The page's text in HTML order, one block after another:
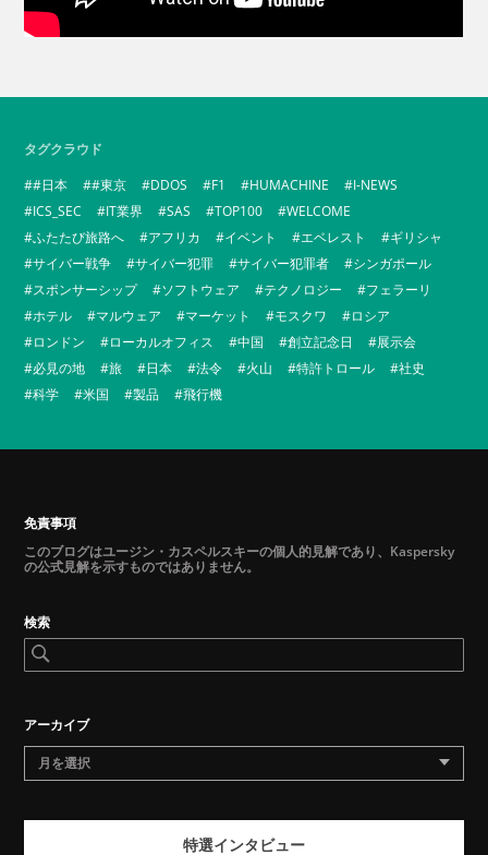
タグクラウド
#日本
#東京 DDOS F1 HUMACHINE
I-NEWS
ICS_SEC
IT業界 SAS TOP100
WELCOME
ふたたび旅路へ
アフリカ イベント エベレスト
ギリシャ
サイバー戦争
サイバー犯罪 サイバー犯罪者
シンガポール
スポンサーシップ
ソフトウェア テクノロジー
フェラーリ
ホテル
マルウェア マーケット モスクワ
ロシア
ロンドン
ローカルオフィス 中国 創立記念日
展示会
必見の地
旅 日本 法令 火山 特許トロール
社史
科学
米国 製品 飛行機
免責事項
このブログはユージン・カスペルスキーの個人的見解であり、Kaspersky
の公式見解を示すものではありません。
検索
アーカイブ
月を選択
特選インタビュー